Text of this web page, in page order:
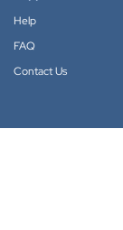
Help
FAQ
Contact Us